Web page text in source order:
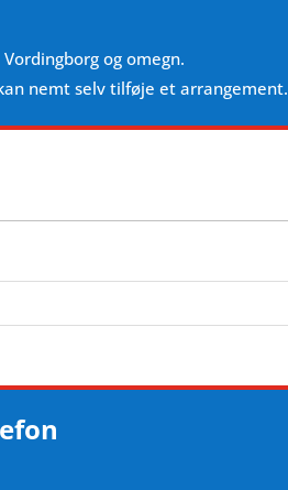
og omegn.
nemt selv tilføje et arrangement.